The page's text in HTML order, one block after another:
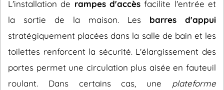
L'installation de rampes d'accès facilite l'entrée et
la sortie de la maison. Les barres d'appui
stratégiquement placées dans la salle de bain et les
toilettes renforcent la sécurité. L'élargissement des
portes permet une circulation plus aisée en fauteuil
roulant. Dans certains cas, une plateforme